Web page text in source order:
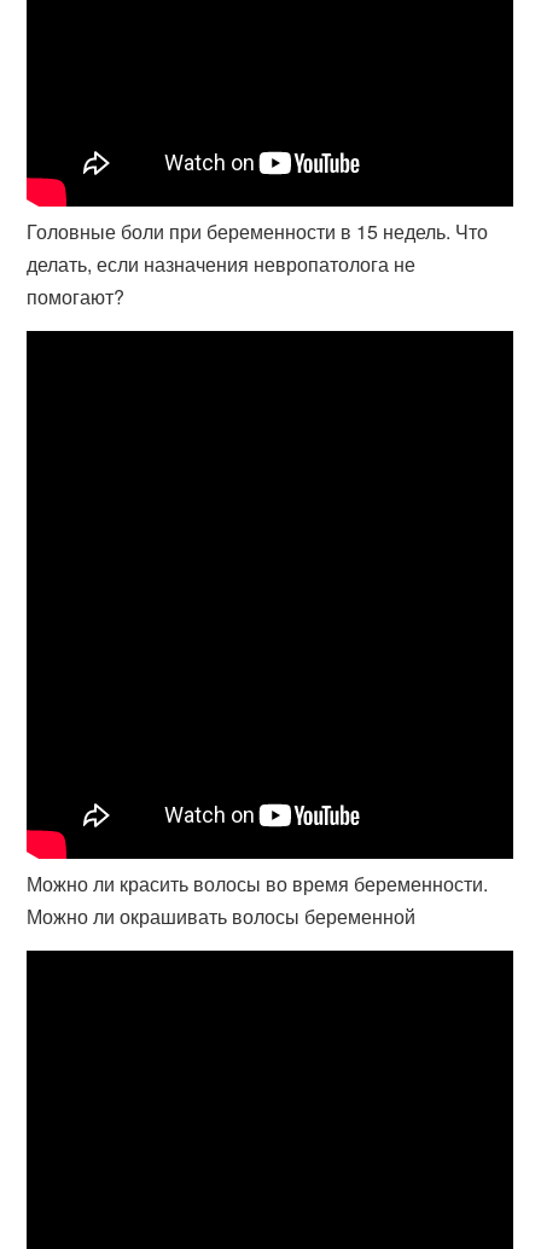
Головные боли при беременности в 15 недель. Что
делать, если назначения невропатолога не
помогают?
Можно ли красить волосы во время беременности.
Можно ли окрашивать волосы беременной